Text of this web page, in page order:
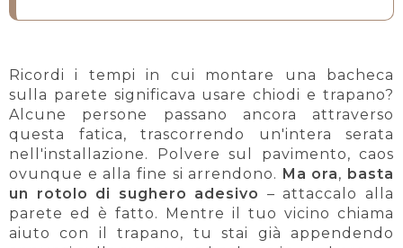
Ricordi i tempi in cui montare una bacheca
sulla parete significava usare chiodi e trapano?
Alcune persone passano ancora attraverso
questa fatica, trascorrendo un'intera serata
nell'installazione. Polvere sul pavimento, caos
ovunque e alla fine si arrendono. Ma ora, basta
un rotolo di sughero adesivo – attaccalo alla
parete ed è fatto. Mentre il tuo vicino chiama
aiuto con il trapano, tu stai già appendendo